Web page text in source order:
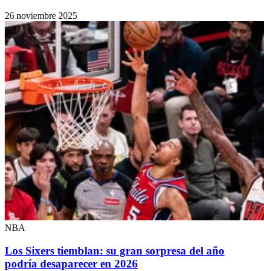
26 noviembre 2025
NBA
Los Sixers tiemblan: su gran sorpresa del año
podría desaparecer en 2026